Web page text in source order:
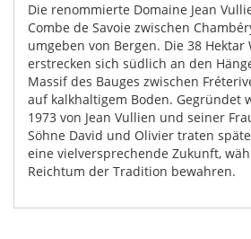
Die renommierte Domaine Jean
Combe de Savoie zwischen
umgeben von Bergen. Die 38 Hektar
erstrecken sich südlich an den
Massif des Bauges zwischen
auf kalkhaltigem Boden. Gegründet
1973 von Jean Vullien und seiner
Söhne David und Olivier traten
eine vielversprechende Zukunft,
Reichtum der Tradition bewahren.